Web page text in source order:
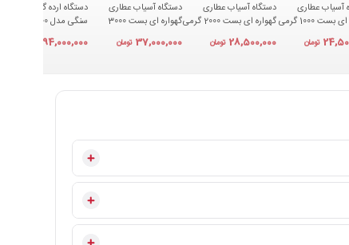
آسیاب عطاری
گهواره ای بست 1000 گرمی
تومان
دستگاه آسیاب عطاری
گهواره ای بست 2000 گرمی
28,500,000 تومان
دستگاه آسیاب عطاری
گهواره ای بست 3000
گرمی مدل BEST 3000A
37,000,000 تومان
دستگاه ارده گیر و کره گیر
سنگی مدل TBM 1600
94,000,000